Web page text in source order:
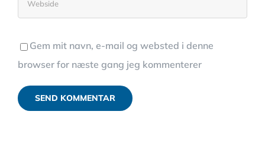
Gem mit navn, e-mail og websted i denne
browser for næste gang jeg kommenterer